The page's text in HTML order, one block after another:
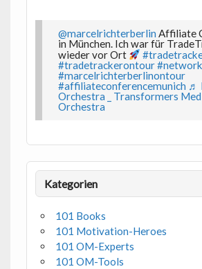
@marcelrichterberlin Affiliate
in München. Ich war für
wieder vor Ort
#tradetrackerontour
#marcelrichterberlinontour
#affiliateconferencemunich ♬
Orchestra _ Transformers
Orchestra
Kategorien
101 Books
101 Motivation-Heroes
101 OM-Experts
101 OM-Tools